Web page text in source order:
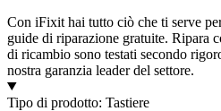
Con iFixit hai tutto ciò che ti serve
guide di riparazione gratuite. Ripara
di ricambio sono testati secondo
nostra garanzia leader del settore.
Prodotti
Tipo di prodotto: Tastiere